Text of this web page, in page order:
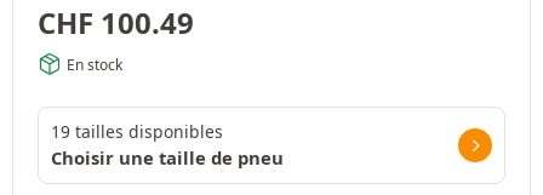
CHF 100.49
En stock
19 tailles disponibles
Choisir une taille de pneu